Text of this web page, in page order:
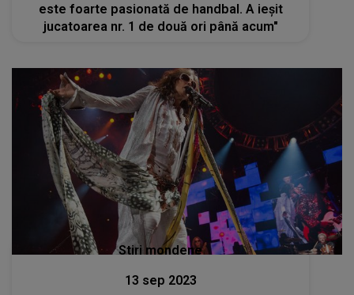
este foarte pasionată de handbal. A ieșit
jucatoarea nr. 1 de două ori până acum"
Stiri mondene
13 sep 2023